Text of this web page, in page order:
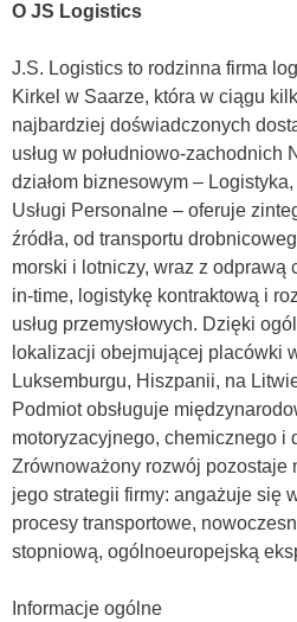
O JS Logistics
J.S. Logistics to rodzinna firma
Kirkel w Saarze, która w ciągu
najbardziej doświadczonych
usług w południowo-zachodnich
działom biznesowym – Logistyka,
Usługi Personalne – oferuje
źródła, od transportu
morski i lotniczy, wraz z odprawą
in-time, logistykę kontraktową i
usług przemysłowych. Dzięki
lokalizacji obejmującej placówki
Luksemburgu, Hiszpanii, na
Podmiotobsługuje
motoryzacyjnego, chemicznego i
Zrównoważony rozwój pozostaje
jego strategii firmy: angażuje się
procesy transportowe,
stopniową, ogólnoeuropejską
Informacje ogólne